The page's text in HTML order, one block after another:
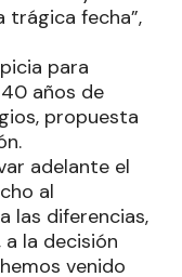
trágica fecha”,
para
años de
propuesta
adelante el
al
las diferencias,
la decisión
venido